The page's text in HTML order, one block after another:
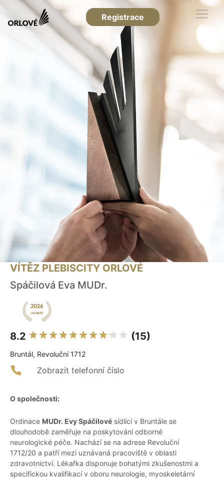
Registrace
VÍTĚZ PLEBISCITY ORLOVÉ
Spáčilová Eva MUDr.
8.2 (15)
Bruntál, Revoluční 1712
Zobrazit telefonní číslo
O společnosti:
Ordinace MUDr. Evy Spáčilové sídlící v Bruntále se
dlouhodobě zaměřuje na poskytování odborné
neurologické péče. Nachází se na adrese Revoluční
1712/20 a patří mezi uznávaná pracoviště v oblasti
zdravotnictví. Lékařka disponuje bohatými zkušenostmi a
specifickou kvalifikací v oboru neurologie, myoskeletární